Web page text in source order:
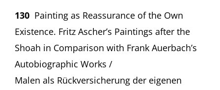
130 Painting as Reassurance of the Own
Existence. Fritz Ascher’s Paintings after the
Shoah in Comparison with Frank Auerbach’s
Autobiographic Works /
Malen als Rückversicherung der eigenen